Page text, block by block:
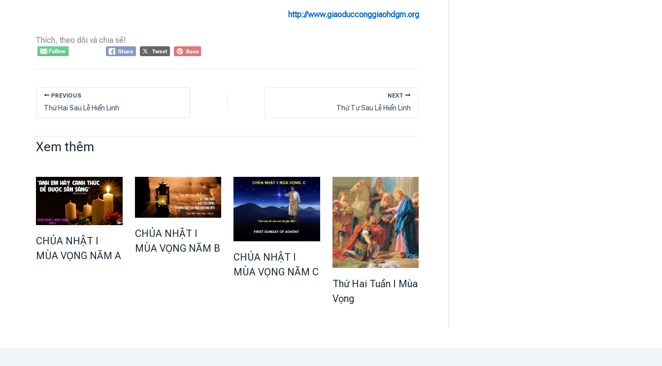
http://www.giaoducconggiaohdgm.org
Thích, theo dõi và chia sẻ!
PREVIOUS
Thứ Hai Sau Lễ Hiển Linh
NEXT
Thứ Tư Sau Lễ Hiển Linh
Xem thêm
CHÚA NHẬT I
MÙA VỌNG NĂM A
CHÚA NHẬT I
MÙA VỌNG NĂM B
CHÚA NHẬT I
MÙA VỌNG NĂM C
Thứ Hai Tuần I Mùa
Vọng